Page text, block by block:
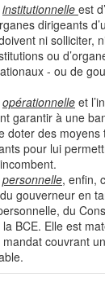
institutionnelle est
dirigeants
ni solliciter,
ou
- ou de
opérationnelle et
garantir à une
doter des
pour lui
personnelle, enfin,
gouverneur en
du
BCE. Elle est
mandat couvrant